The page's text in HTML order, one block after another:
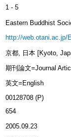
1 - 5
Eastern Buddhist
http://web.otani.ac.jp/
京都, 日本 [Kyoto,
期刊論文=Journal
英文=English
00128708 (P)
654
2005.09.23